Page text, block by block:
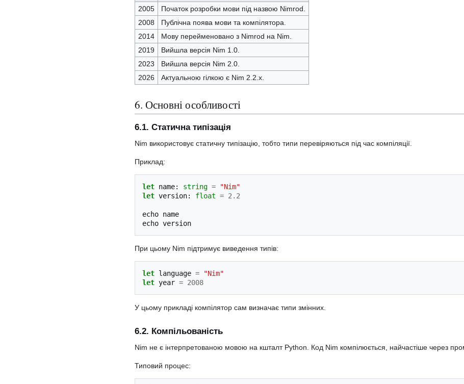
2005
Початок розробки мови під назвою Nimrod.
2008
Публічна поява мови та компілятора.
2014
Мову перейменовано з Nimrod на Nim.
2019
Вийшла версія Nim 1.0.
2023
Вийшла версія Nim 2.0.
2026
Актуальною гілкою є Nim 2.2.x.
6. Основні особливості
6.1. Статична типізація
Nim використовує статичну типізацію, тобто типи перевіряються під час компіляції.
Приклад:
let name: string =
"Nim"
let version: float = 2.2
echo name
echo version
При цьому Nim підтримує виведення типів:
let language =
"Nim"
let year = 2008
У цьому прикладі компілятор сам визначає типи змінних.
6.2. Компільованість
Nim не є інтерпретованою мовою на кшталт Python. Код Nim компілюється, найчастіше через
Типовий процес: